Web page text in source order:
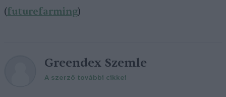
(futurefarming)
Greendex Szemle
A szerző további cikkei